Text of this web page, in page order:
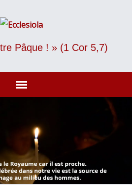
Pâque ! » (1 Cor 5,7)